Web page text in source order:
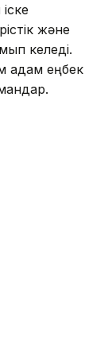
және
келеді.
адам еңбек